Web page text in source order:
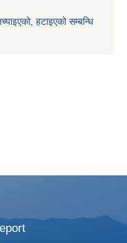
हटाइएको सम्बन्धि